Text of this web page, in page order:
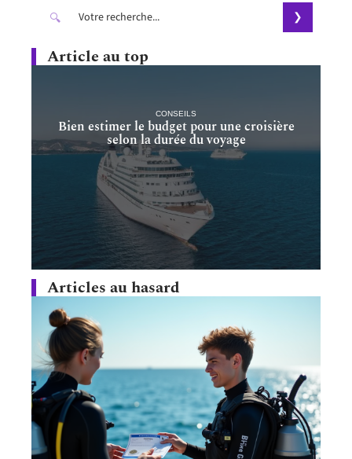
Article au top
CONSEILS
Bien estimer le budget pour une croisière
selon la durée du voyage
Articles au hasard